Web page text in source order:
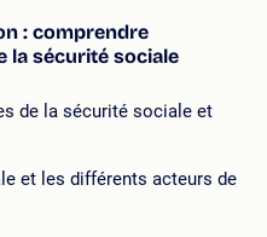
: comprendre
la sécurité sociale
de la sécurité sociale et
et les différents acteurs de